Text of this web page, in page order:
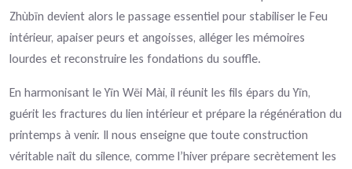
Zhùbīn devient alors le passage essentiel pour stabiliser le Feu
intérieur, apaiser peurs et angoisses, alléger les mémoires
lourdes et reconstruire les fondations du souffle.
En harmonisant le Yīn Wēi Mài, il réunit les fils épars du Yīn,
guérit les fractures du lien intérieur et prépare la régénération du
printemps à venir. Il nous enseigne que toute construction
véritable naît du silence, comme l’hiver prépare secrètement les